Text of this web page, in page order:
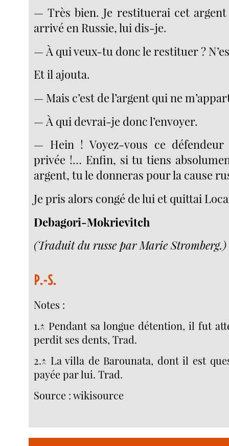
— Très bien. Je restituerai cet
arrivé en Russie, lui dis-je.
— À qui veux-tu donc le restituer ?
Et il ajouta.
— Mais c’est de l’argent qui ne
— À qui devrai-je donc l’envoyer.
— Hein ! Voyez-vous ce
privée !… Enfin, si tu tiens
argent, tu le donneras pour la cause
Je pris alors congé de lui et quittai
Debagori-Mokrievitch
(Traduit du russe par Marie Stromberg.)
P.-S.
Notes :
1.↑ Pendant sa longue détention, il fut
perdit ses dents, Trad.
2.↑ La villa de Barounata, dont il est
payée par lui. Trad.
Source : wikisource